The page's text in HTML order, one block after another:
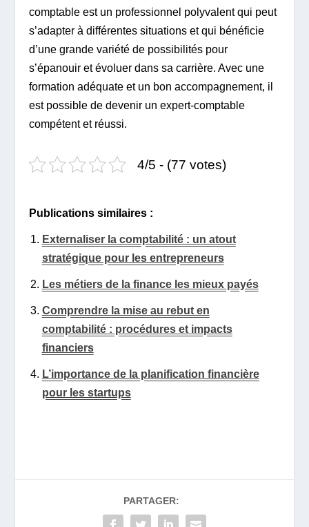
comptable est un professionnel polyvalent qui peut
s’adapter à différentes situations et qui bénéficie
d’une grande variété de possibilités pour
s’épanouir et évoluer dans sa carrière. Avec une
formation adéquate et un bon accompagnement, il
est possible de devenir un expert-comptable
compétent et réussi.
4/5 - (77 votes)
Publications similaires :
Externaliser la comptabilité : un atout
stratégique pour les entrepreneurs
Les métiers de la finance les mieux payés
Comprendre la mise au rebut en
comptabilité : procédures et impacts
financiers
L’importance de la planification financière
pour les startups
PARTAGER: